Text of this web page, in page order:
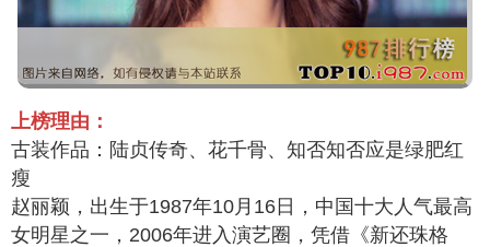
上榜理由：
古装作品：陆贞传奇、花千骨、知否知否应是绿肥红
瘦
赵丽颖，出生于1987年10月16日，中国十大人气最高
女明星之一，2006年进入演艺圈，凭借《新还珠格